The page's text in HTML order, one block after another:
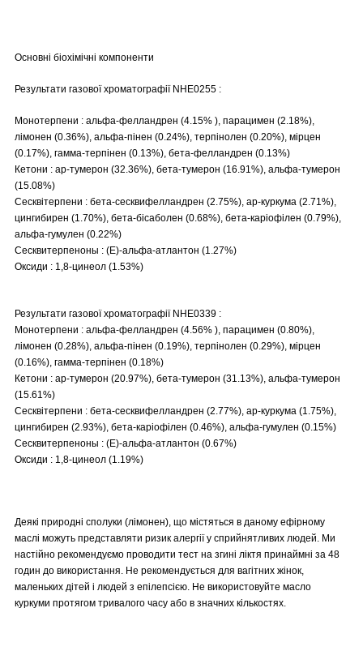
Основні біохімічні компоненти
Результати газової хроматографії NHE0255 :
Монотерпени : альфа-фелландрен (4.15% ), парацимен (2.18%),
лімонен (0.36%), альфа-пінен (0.24%), терпінолен (0.20%), мірцен
(0.17%), гамма-терпінен (0.13%), бета-фелландрен (0.13%)
Кетони : ар-тумерон (32.36%), бета-тумерон (16.91%), альфа-тумерон
(15.08%)
Сесквітерпени : бета-сесквифелландрен (2.75%), ар-куркума (2.71%),
цингибирен (1.70%), бета-бісаболен (0.68%), бета-каріофілен (0.79%),
альфа-гумулен (0.22%)
Сесквитерпеноны : (E)-альфа-атлантон (1.27%)
Оксиди : 1,8-цинеол (1.53%)
Результати газової хроматографії NHE0339 :
Монотерпени : альфа-фелландрен (4.56% ), парацимен (0.80%),
лімонен (0.28%), альфа-пінен (0.19%), терпінолен (0.29%), мірцен
(0.16%), гамма-терпінен (0.18%)
Кетони : ар-тумерон (20.97%), бета-тумерон (31.13%), альфа-тумерон
(15.61%)
Сесквітерпени : бета-сесквифелландрен (2.77%), ар-куркума (1.75%),
цингибирен (2.93%), бета-каріофілен (0.46%), альфа-гумулен (0.15%)
Сесквитерпеноны : (E)-альфа-атлантон (0.67%)
Оксиди : 1,8-цинеол (1.19%)
Деякі природні сполуки (лімонен), що містяться в даному ефірному
маслі можуть представляти ризик алергії у сприйнятливих людей. Ми
настійно рекомендуємо проводити тест на згині ліктя принаймні за 48
годин до використання. Не рекомендується для вагітних жінок,
маленьких дітей і людей з епілепсією. Не використовуйте масло
куркуми протягом тривалого часу або в значних кількостях.